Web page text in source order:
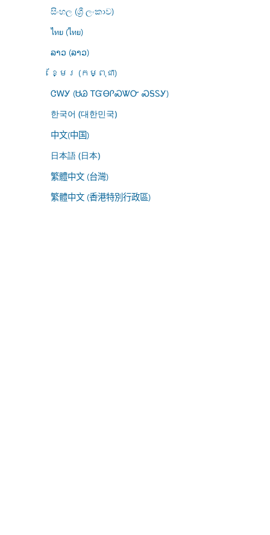
සිංහල (ශ්‍රී ලංකාව)
ไทย (ไทย)
ລາວ (ລາວ)
ខ្មែរ (កម្ពុជា)
ᏣᎳᎩ (ᏌᏊ ᎢᏳᎾᎵᏍᏔᏅ ᏍᎦᏚᎩ)
한국어 (대한민국)
中文(中国)
日本語 (日本)
繁體中文 (台灣)
繁體中文 (香港特別行政區)